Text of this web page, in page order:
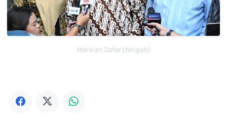
Marwan Jafar (tengah)